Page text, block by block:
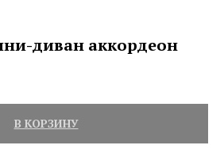
диван аккордеон
В КОРЗИНУ